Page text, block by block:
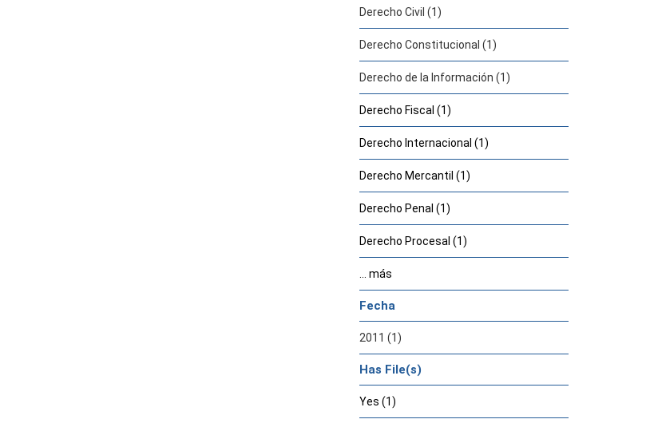
Derecho Civil (1)
Derecho Constitucional (1)
Derecho de la Información (1)
Derecho Fiscal (1)
Derecho Internacional (1)
Derecho Mercantil (1)
Derecho Penal (1)
Derecho Procesal (1)
... más
Fecha
2011 (1)
Has File(s)
Yes (1)